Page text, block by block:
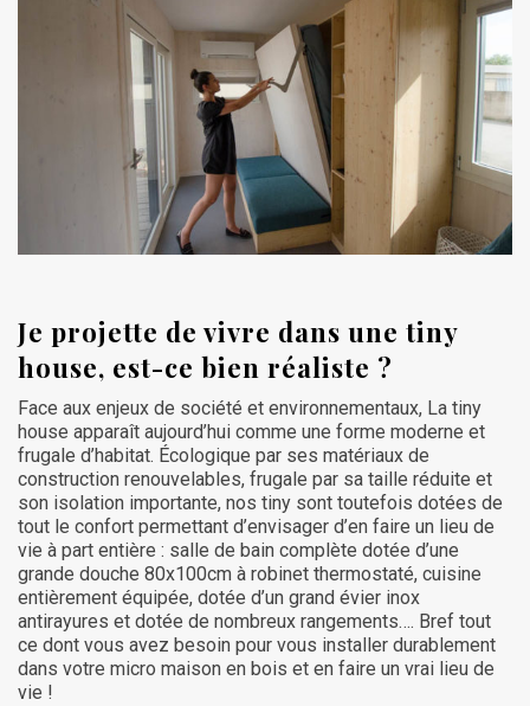
Je projette de vivre dans une tiny
house, est-ce bien réaliste ?
Face aux enjeux de société et environnementaux, La tiny
house apparaît aujourd’hui comme une forme moderne et
frugale d’habitat. Écologique par ses matériaux de
construction renouvelables, frugale par sa taille réduite et
son isolation importante, nos tiny sont toutefois dotées de
tout le confort permettant d’envisager d’en faire un lieu de
vie à part entière : salle de bain complète dotée d’une
grande douche 80x100cm à robinet thermostaté, cuisine
entièrement équipée, dotée d’un grand évier inox
antirayures et dotée de nombreux rangements…. Bref tout
ce dont vous avez besoin pour vous installer durablement
dans votre micro maison en bois et en faire un vrai lieu de
vie !